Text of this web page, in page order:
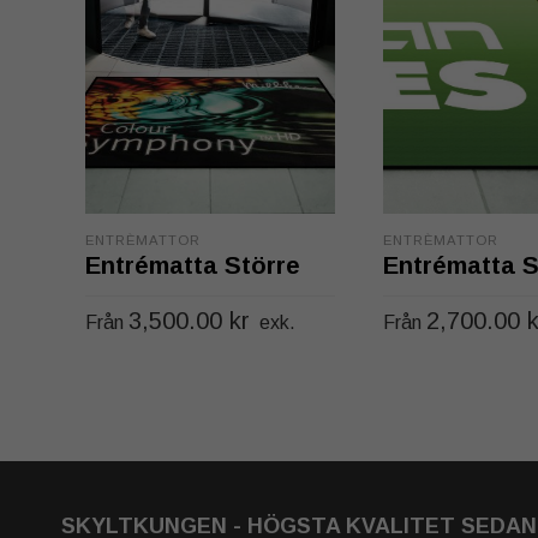
ENTRÈMATTOR
Entrématta Större
Från 3,500.00 kr exk.
har
varianter.
ENTRÈMATTOR
Entrématta
Från 2,700.00
SKYLTKUNGEN - HÖGSTA KVALITET